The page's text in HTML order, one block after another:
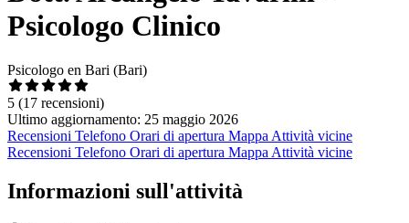
Psicologo Clinico
Psicologo en Bari (Bari)
5 (17 recensioni)
Ultimo aggiornamento: 25 maggio 2026
Recensioni Telefono Orari di apertura Mappa Attività vicine
Recensioni Telefono Orari di apertura Mappa Attività vicine
Informazioni sull'attività